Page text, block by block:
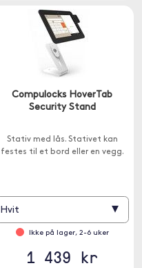
Compulocks HoverTab
Security Stand
Stativ med lås. Stativet kan
festes til et bord eller en vegg.
Hvit ▾
Ikke på lager, 2-6 uker
1 439 kr